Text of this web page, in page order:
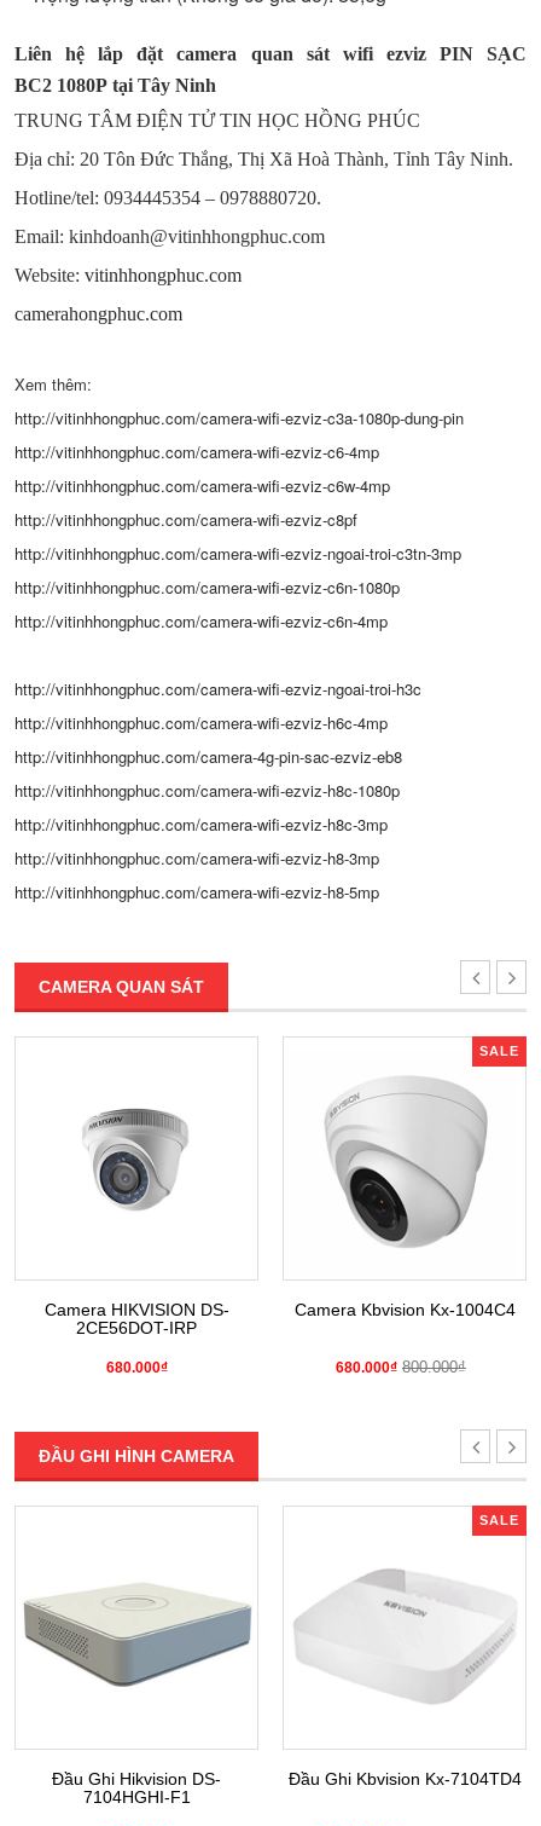
Liên hệ lắp đặt camera quan sát wifi ezviz PIN SẠC
BC2 1080P tại Tây Ninh
TRUNG TÂM ĐIỆN TỬ TIN HỌC HỒNG PHÚC
Địa chỉ: 20 Tôn Đức Thắng, Thị Xã Hoà Thành, Tỉnh Tây Ninh.
Hotline/tel: 0934445354 – 0978880720.
Email: kinhdoanh@vitinhhongphuc.com
Website: vitinhhongphuc.com
camerahongphuc.com
Xem thêm:
http://vitinhhongphuc.com/camera-wifi-ezviz-c3a-1080p-dung-pin
http://vitinhhongphuc.com/camera-wifi-ezviz-c6-4mp
http://vitinhhongphuc.com/camera-wifi-ezviz-c6w-4mp
http://vitinhhongphuc.com/camera-wifi-ezviz-c8pf
http://vitinhhongphuc.com/camera-wifi-ezviz-ngoai-troi-c3tn-3mp
http://vitinhhongphuc.com/camera-wifi-ezviz-c6n-1080p
http://vitinhhongphuc.com/camera-wifi-ezviz-c6n-4mp
http://vitinhhongphuc.com/camera-wifi-ezviz-ngoai-troi-h3c
http://vitinhhongphuc.com/camera-wifi-ezviz-h6c-4mp
http://vitinhhongphuc.com/camera-4g-pin-sac-ezviz-eb8
http://vitinhhongphuc.com/camera-wifi-ezviz-h8c-1080p
http://vitinhhongphuc.com/camera-wifi-ezviz-h8c-3mp
http://vitinhhongphuc.com/camera-wifi-ezviz-h8-3mp
http://vitinhhongphuc.com/camera-wifi-ezviz-h8-5mp
CAMERA QUAN SÁT
Camera HIKVISION DS-
2CE56DOT-IRP
680.000₫
SALE
Camera Kbvision Kx-1004C4
680.000₫ 800.000₫
ĐẦU GHI HÌNH CAMERA
Đầu Ghi Hikvision DS-
7104HGHI-F1
SALE
Đầu Ghi Kbvision Kx-7104TD4